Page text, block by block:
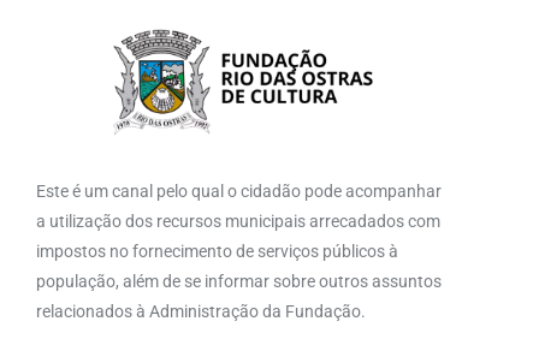
Este é um canal pelo qual o cidadão pode acompanhar
a utilização dos recursos municipais arrecadados com
impostos no fornecimento de serviços públicos à
população, além de se informar sobre outros assuntos
relacionados à Administração da Fundação.